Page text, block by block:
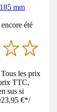
mm
été
les prix
TTC,
sus si
23,95 €*/